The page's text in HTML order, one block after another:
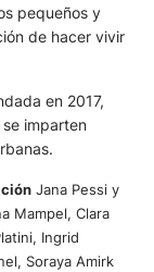
pequeños y
de hacer vivir
en 2017,
imparten
Jana Pessi y
Mampel, Clara
Ingrid
Soraya Amirk